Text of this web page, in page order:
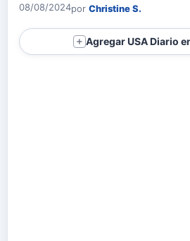
08/08/2024por Christine S.
＋ Agregar USA Diario